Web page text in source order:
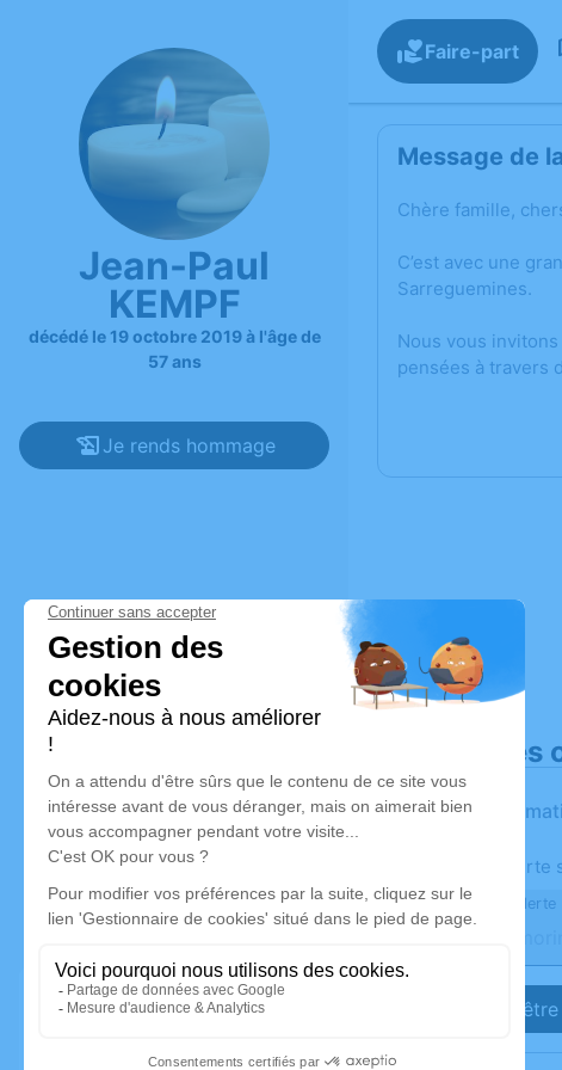
Jean-Paul
KEMPF
décédé le 19 octobre 2019 à l'âge de
57 ans
Je rends hommage
Faire-part
Message de
Chère famille,
C’est avec une
Sarreguemines.
Nous vous
pensées à travers
Déroulé des
Les
Activez une
Recevoir une
Je veux